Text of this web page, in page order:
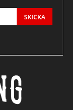
SKICKA